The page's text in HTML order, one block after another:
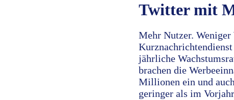
Twitter mit
Mehr Nutzer. Weniger
jährliche
brachen die
Millionen ein und
geringer als im